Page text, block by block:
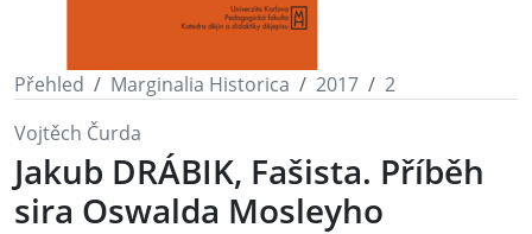
Přehled Marginalia Historica 2017
2
Vojtěch Čurda
Jakub DRÁBIK, Fašista. Příběh
sira Oswalda Mosleyho